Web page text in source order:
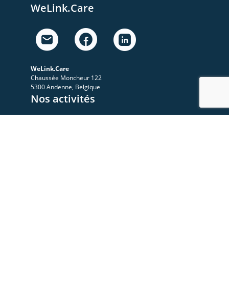
WeLink.Care
WeLink.Care
Chaussée Moncheur 122
5300 Andenne, Belgique
Nos activités